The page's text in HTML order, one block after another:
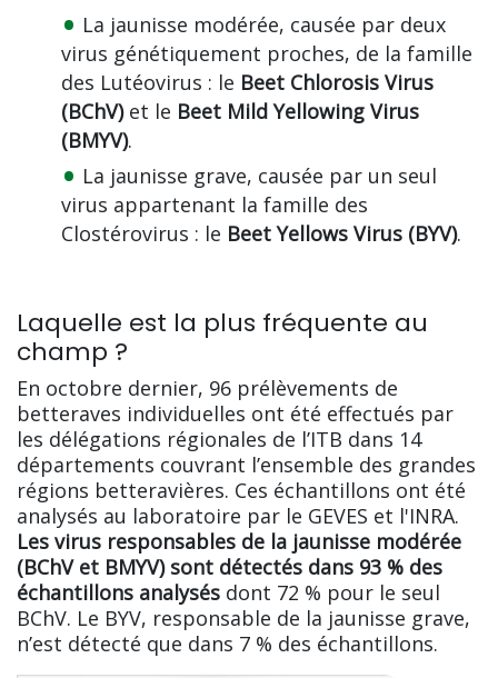
La jaunisse modérée, causée par deux
virus génétiquement proches, de la famille
des Lutéovirus : le Beet Chlorosis Virus
(BChV)et le Beet Mild Yellowing Virus
(BMYV).
La jaunisse grave, causée par un seul
virus appartenant la famille des
Clostérovirus : le Beet Yellows Virus (BYV).
Laquelle est la plus fréquente au
champ ?
En octobre dernier, 96 prélèvements de
betteraves individuelles ont été effectués par
les délégations régionales de l’ITB dans 14
départements couvrant l’ensemble des grandes
régions betteravières. Ces échantillons ont été
analysés au laboratoire par le GEVES et l'INRA.
Les virus responsables de la jaunisse modérée
(BChV et BMYV) sont détectés dans 93 % des
échantillons analysés dont 72 % pour le seul
BChV. Le BYV, responsable de la jaunisse grave,
n’est détecté que dans 7 % des échantillons.